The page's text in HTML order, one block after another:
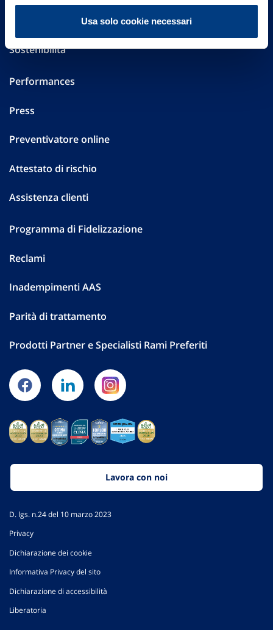
Usa solo cookie necessari
Altre informazioni
Sostenibilità
Performances
Press
Preventivatore online
Attestato di rischio
Assistenza clienti
Programma di Fidelizzazione
Reclami
Inadempimenti AAS
Parità di trattamento
Prodotti Partner e Specialisti Rami Preferiti
Lavora con noi
D. lgs. n.24 del 10 marzo 2023
Privacy
Dichiarazione dei cookie
Informativa Privacy del sito
Dichiarazione di accessibilità
Liberatoria